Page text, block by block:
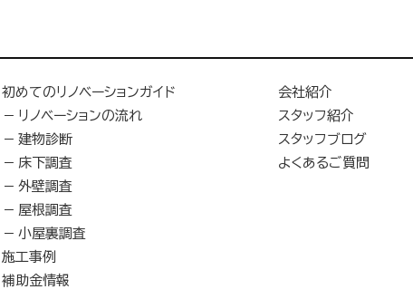
初めてのリノベーションガイド
リノベーションの流れ
建物診断
床下調査
外壁調査
屋根調査
小屋裏調査
施工事例
補助金情報
会社紹介
スタッフ紹介
スタッフブログ
よくあるご質問